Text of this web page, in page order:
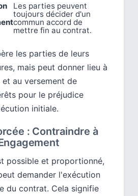
Les parties peuvent
toujours décider d'un
commun accord de
mettre fin au contrat.
les parties de leurs
mais peut donner lieu à
au versement de
pour le préjudice
initiale.
: Contraindre à
possible et proportionné,
demander l'exécution
du contrat. Cela signifie